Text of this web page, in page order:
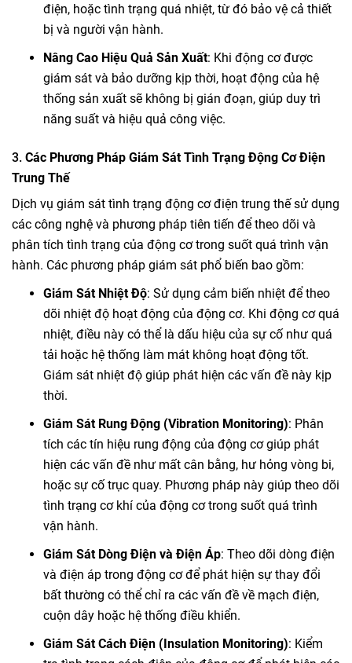
điện, hoặc tình trạng quá nhiệt, từ đó bảo vệ cả thiết
bị và người vận hành.
Nâng Cao Hiệu Quả Sản Xuất: Khi động cơ được
giám sát và bảo dưỡng kịp thời, hoạt động của hệ
thống sản xuất sẽ không bị gián đoạn, giúp duy trì
năng suất và hiệu quả công việc.
3. Các Phương Pháp Giám Sát Tình Trạng Động Cơ Điện
Trung Thế
Dịch vụ giám sát tình trạng động cơ điện trung thế sử dụng
các công nghệ và phương pháp tiên tiến để theo dõi và
phân tích tình trạng của động cơ trong suốt quá trình vận
hành. Các phương pháp giám sát phổ biến bao gồm:
Giám Sát Nhiệt Độ: Sử dụng cảm biến nhiệt để theo
dõi nhiệt độ hoạt động của động cơ. Khi động cơ quá
nhiệt, điều này có thể là dấu hiệu của sự cố như quá
tải hoặc hệ thống làm mát không hoạt động tốt.
Giám sát nhiệt độ giúp phát hiện các vấn đề này kịp
thời.
Giám Sát Rung Động (Vibration Monitoring): Phân
tích các tín hiệu rung động của động cơ giúp phát
hiện các vấn đề như mất cân bằng, hư hỏng vòng bi,
hoặc sự cố trục quay. Phương pháp này giúp theo dõi
tình trạng cơ khí của động cơ trong suốt quá trình
vận hành.
Giám Sát Dòng Điện và Điện Áp: Theo dõi dòng điện
và điện áp trong động cơ để phát hiện sự thay đổi
bất thường có thể chỉ ra các vấn đề về mạch điện,
cuộn dây hoặc hệ thống điều khiển.
Giám Sát Cách Điện (Insulation Monitoring): Kiểm